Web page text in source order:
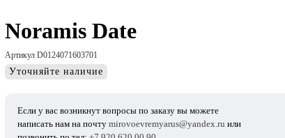
Noramis Date
Артикул D0124071603701
Уточняйте наличие
Если у вас возникнут вопросы по заказу вы можете
написать нам на почту mirovoevremyarus@yandex.ru или